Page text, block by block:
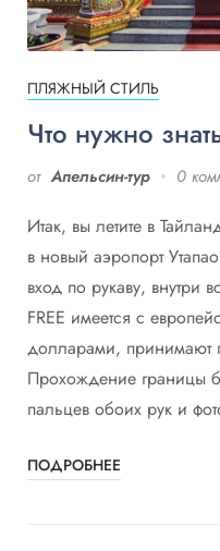
ПЛЯЖНЫЙ СТИЛЬ
Что нужно
от Апельсин-тур 0
Итак, вы летите в
в новый аэропорт
вход по рукаву, внутри
FREE имеется с
долларами, принимают
Прохождение границы
пальцев обоих рук и
ПОДРОБНЕЕ